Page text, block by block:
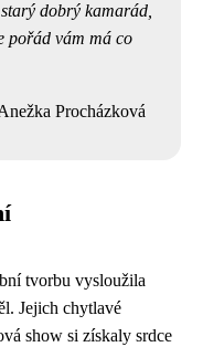
dobrý kamarád,
pořád vám má co
Procházková
tvorbu vysloužila
Jejich chytlavé
show si získaly srdce